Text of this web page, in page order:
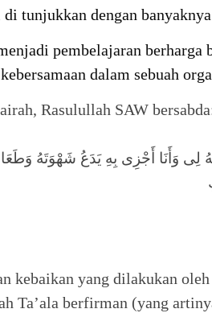
tunjukkan dengan
pembelajaran
dalam sebuah
Rasulullah SAW
لِى وَأَنَا أَجْزِى بِهِ يَدَعُ شَهْوَتَهُ
kebaikan yang dilakukan
Ta’ala berfirman (yang